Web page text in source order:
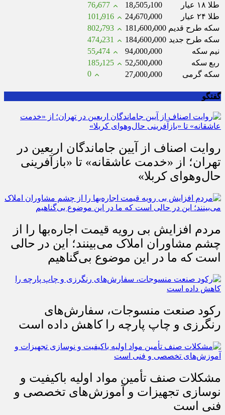
طلا ۱۸ عیار
18٫505٫100
76٫677
طلا ۲۴ عیار
24٫670٫000
101٫916
سکه طرح قدیم 181٫600٫000
802٫793
سکه طرح جدید 184٫600٫000
474٫231
نیم سکه
94٫000٫000
55٫474
ربع سکه
52٫500٫000
185٫125
سکه گرمی
27٫000٫000 0
گفتگو
روایت اصناف از آیین جاماندگان اربعین در
تهران؛ از «خدمت عاشقانه» تا «بازآفرینی
حال‌وهوای کربلا»
مردم افزایش بی رویه قیمت اجاره‌بها را از
چشم مشاوران املاک می‌بینند؛ این در حالی
است که ما در این موضوع بی‌گناهیم
رکود صنعت منسوجات، سفارش‌های
رنگرزی و چاپ پارچه را کاهش داده است
مشکلات صنف تأمین مواد اولیه باکیفیت و
نوسازی تجهیزات و آموزش‌های تخصصی و
فنی است